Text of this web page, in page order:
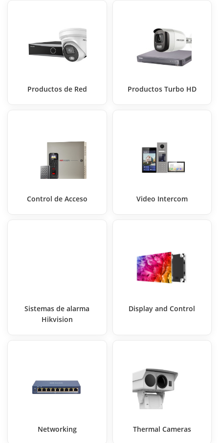
Productos de Red Productos Turbo HD
Control de Acceso Video Intercom
Sistemas de alarma
Hikvision
Display and Control
Networking Thermal Cameras